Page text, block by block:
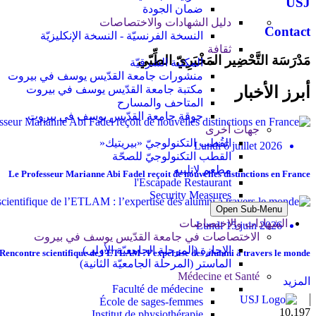
ضمان الجودة
دليل الشهادات والاختصاصات
النسخة الفرنسيّة - النسخة الإنكليزيّة
ثقافة
المكتبة الشرقيّة
منشورات جامعة القدّيس يوسف في بيروت
مكتبة جامعة القدّيس يوسف في بيروت
المتاحف والمسارح
جوقة جامعة القدّيس يوسف في بيروت
جهات أخرى
القُطب التكنولوجيّ «بيريتيك«
القطب التكنولوجيّ للصحّة
مطعم لاتلييه
l'Escapade Restaurant
Security Measures
Open Sub-Menu
الشهادات والاختصاصات
الاختصاصات في جامعة القدّيس يوسف في بيروت
الإجازة (المرحلة الجامعيّة الأولى)
الماستر (المرحلة الجامعيّة الثانية)
Médecine et Santé
Faculté de médecine
École de sages-femmes
Contact
مَدْرَسَة التَّحْضِير المَخْبَرِيّ الطِّبّي
أبرز الأخبار
Lundi 6 juillet 2026
Le Professeur Marianne Abi Fadel reçoit de nouvelles distinctions en France
Lundi 15 juin 2026
scientifique de l’ETLAM : l’expertise des alumni à travers le monde
المزيد
11,727